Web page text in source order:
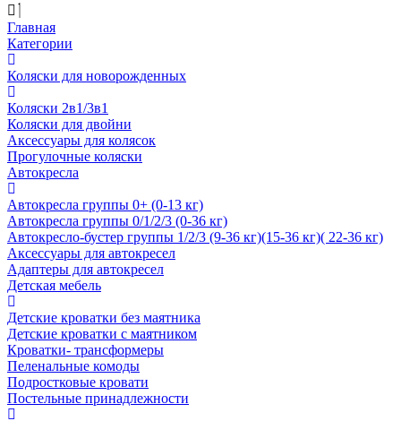
Главная
Категории
Коляски для новорожденных
Коляски 2в1/3в1
Коляски для двойни
Аксессуары для колясок
Прогулочные коляски
Автокресла
Автокресла группы 0+ (0-13 кг)
Автокресла группы 0/1/2/3 (0-36 кг)
Автокресло-бустер группы 1/2/3 (9-36 кг)(15-36 кг)( 22-36 кг)
Аксессуары для автокресел
Адаптеры для автокресел
Детская мебель
Детские кроватки без маятника
Детские кроватки с маятником
Кроватки- трансформеры
Пеленальные комоды
Подростковые кровати
Постельные принадлежности